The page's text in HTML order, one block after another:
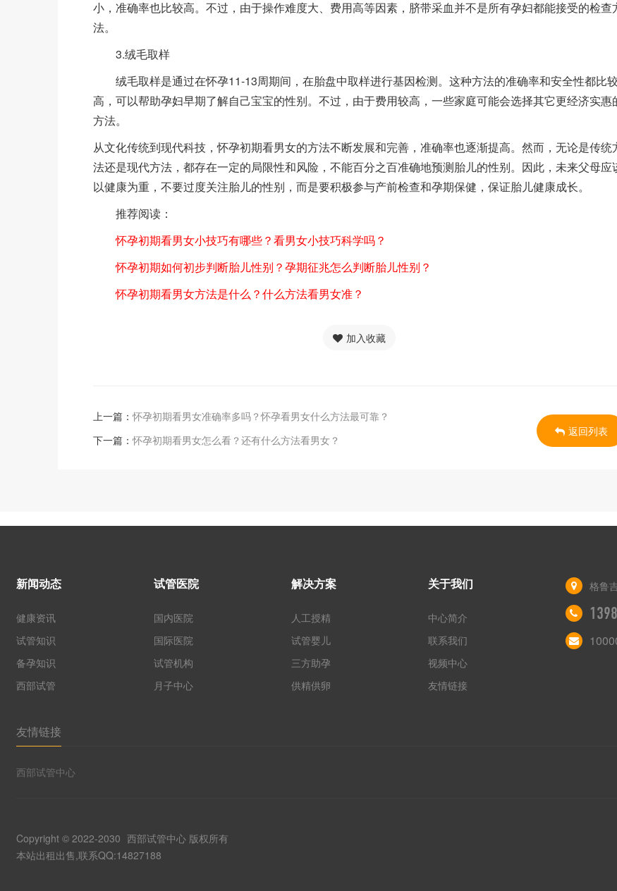
小，准确率也比较高。不过，由于操作难度大、费用高等因素，脐带采血并不是所有孕妇都能接受的检查
法。
3.绒毛取样
绒毛取样是通过在怀孕11-13周期间，在胎盘中取样进行基因检测。这种方法的准确率和安全性都比
高，可以帮助孕妇早期了解自己宝宝的性别。不过，由于费用较高，一些家庭可能会选择其它更经济实惠
方法。
从文化传统到现代科技，怀孕初期看男女的方法不断发展和完善，准确率也逐渐提高。然而，无论是传统
法还是现代方法，都存在一定的局限性和风险，不能百分之百准确地预测胎儿的性别。因此，未来父母应
以健康为重，不要过度关注胎儿的性别，而是要积极参与产前检查和孕期保健，保证胎儿健康成长。
推荐阅读：
怀孕初期看男女小技巧有哪些？看男女小技巧科学吗？
怀孕初期如何初步判断胎儿性别？孕期征兆怎么判断胎儿性别？
怀孕初期看男女方法是什么？什么方法看男女准？
加入收藏
上一篇：怀孕初期看男女准确率多吗？怀孕看男女什么方法最可靠？
下一篇：怀孕初期看男女怎么看？还有什么方法看男女？
返回列表
新闻动态
健康资讯
试管知识
备孕知识
西部试管
试管医院
国内医院
国际医院
试管机构
月子中心
解决方案
人工授精
试管婴儿
三方助孕
供精供卵
关于我们
中心简介
联系我们
视频中心
友情链接
格鲁
友情链接
西部试管中心
Copyright © 2022-2030 西部试管中心 版权所有
本站出租出售,联系QQ:14827188